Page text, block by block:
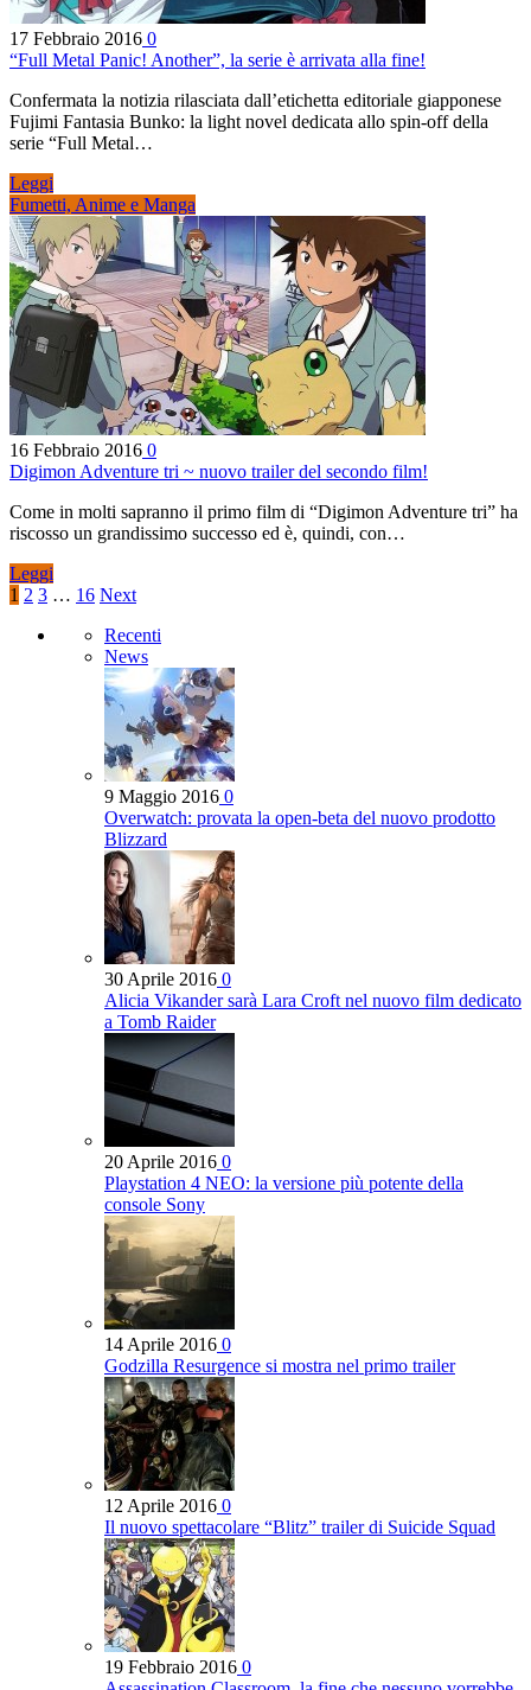
17 Febbraio 2016 0
“Full Metal Panic! Another”, la serie è arrivata alla fine!
Confermata la notizia rilasciata dall’etichetta editoriale giapponese
Fujimi Fantasia Bunko: la light novel dedicata allo spin-off della
serie “Full Metal…
Leggi
Fumetti, Anime e Manga
16 Febbraio 2016 0
Digimon Adventure tri ~ nuovo trailer del secondo film!
Come in molti sapranno il primo film di “Digimon Adventure tri” ha
riscosso un grandissimo successo ed è, quindi, con…
Leggi
1 2 3 … 16 Next
Recenti
News
9 Maggio 2016 0
Overwatch: provata la open-beta del nuovo prodotto
Blizzard
30 Aprile 2016 0
Alicia Vikander sarà Lara Croft nel nuovo film dedicato
a Tomb Raider
20 Aprile 2016 0
Playstation 4 NEO: la versione più potente della
console Sony
14 Aprile 2016 0
Godzilla Resurgence si mostra nel primo trailer
12 Aprile 2016 0
Il nuovo spettacolare “Blitz” trailer di Suicide Squad
19 Febbraio 2016 0